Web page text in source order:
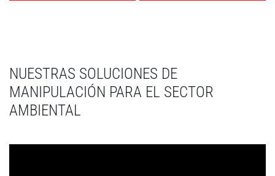
NUESTRAS SOLUCIONES DE
MANIPULACIÓN PARA EL SECTOR
AMBIENTAL